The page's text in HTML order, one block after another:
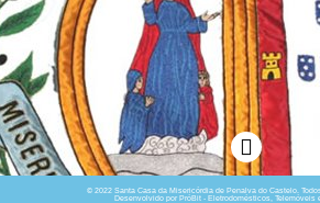
© 2022 Santa Casa da Misericórdia de Penalva do Castelo.
Desenvolvido por PróBit - Eletrodomésticos, Telemóveis